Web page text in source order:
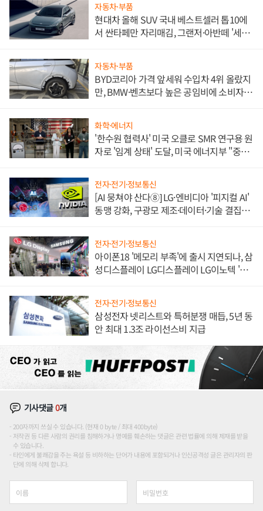
자동차·부품
현대차 올해 SUV 국내 베스트셀러 톱10에
서 싼타페만 자리매김, 그랜저·아반떼 '세단
자동차·부품
BYD코리아 가격 앞세워 수입차 4위 올랐지
만, BMW·벤츠보다 높은 공임비에 소비자
화학·에너지
'한수원 협력사' 미국 오클로 SMR 연구용 원
자로 '임계 상태' 도달, 미국 에너지부 "중요
전자·전기·정보통신
[AI 뭉쳐야 산다⑧] LG·엔비디아 '피지컬 AI'
동맹 강화, 구광모 제조·데이터·기술 결집
전자·전기·정보통신
아이폰18 '메모리 부족'에 출시 지연되나, 삼
성디스플레이 LG디스플레이 LG이노텍 '탈
전자·전기·정보통신
삼성전자 넷리스트와 특허분쟁 매듭, 5년 동
안 최대 1.3조 라이선스비 지급
기사댓글0개
200자까지 쓰실 수 있습니다. (현재 0 byte / 최대 400byte)
저작권 등 다른 사람의 권리를 침해하거나 명예를 훼손하는 댓글은 관련 법률에 의해 제재를 받을
수 있습니다.
타인에게 불쾌감을 주는 욕설 등 비하하는 단어가 내용에 포함되거나 인신공격성 글은 관리자의 판
단에 의해 삭제 합니다.